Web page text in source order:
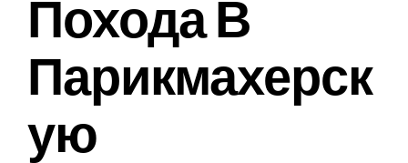
Похода В
Парикмахерск
Ую